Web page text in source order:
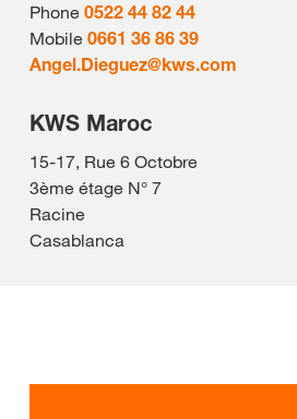
Phone 0522 44 82 44
Mobile 0661 36 86 39
Angel.Dieguez@kws.com
KWS Maroc
15-17, Rue 6 Octobre
3ème étage N° 7
Racine
Casablanca